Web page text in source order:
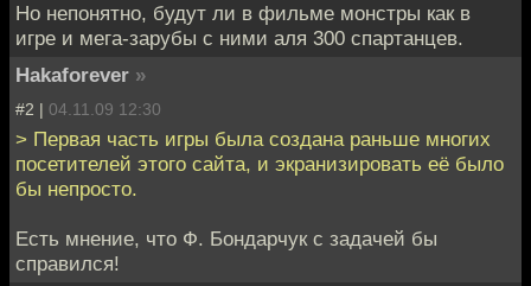
Но непонятно, будут ли в фильме монстры как в
игре и мега-зарубы с ними аля 300 спартанцев.
Hakaforever »
#2 | 04.11.09 12:30
> Первая часть игры была создана раньше многих
посетителей этого сайта, и экранизировать её было
бы непросто.
Есть мнение, что Ф. Бондарчук с задачей бы
справился!